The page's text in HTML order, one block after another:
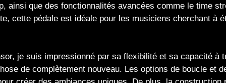
ainsi que des fonctionnalités avancées comme le time
cette pédale est idéale pour les musiciens cherchant à
je suis impressionné par sa flexibilité et sa capacité à
de complètement nouveau. Les options de boucle et